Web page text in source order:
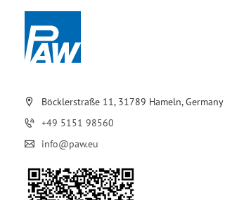
Böcklerstraße 11, 31789 Hameln, Germany
+49 5151 98560
info@paw.eu